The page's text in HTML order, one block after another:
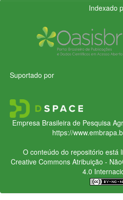
Indexado
Suportado por
Empresa Brasileira de Pesquisa
https://
O conteúdo do repositório está
Creative CommonsAtribuição -
4.0